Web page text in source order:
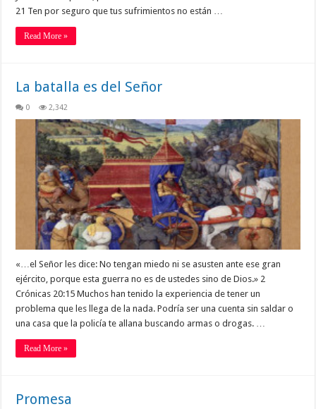
21 Ten por seguro que tus sufrimientos no están …
Read More »
La batalla es del Señor
0 2,342
«…el Señor les dice: No tengan miedo ni se asusten ante ese gran
ejército, porque esta guerra no es de ustedes sino de Dios.» 2
Crónicas 20:15 Muchos han tenido la experiencia de tener un
problema que les llega de la nada. Podría ser una cuenta sin saldar o
una casa que la policía te allana buscando armas o drogas. …
Read More »
Promesa